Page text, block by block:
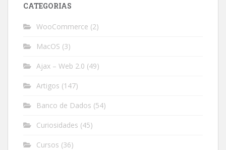
CATEGORIAS
WooCommerce (2)
MacOS (3)
Ajax – Web 2.0 (49)
Artigos (147)
Banco de Dados (54)
Curiosidades (45)
Cursos (36)